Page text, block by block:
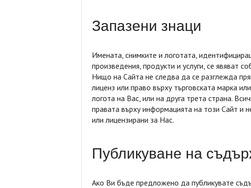
Запазени знаци
Имената, снимките и логотата,
произведения, продукти и услуги, се явяват
Нищо на Сайта не следва да се разглежда
лиценз или право върху търговската марка
логота на Вас, или на друга трета страна.
правата върху информацията на този Сайт и
или лицензирани за Нас.
Публикуване на
Ако Ви бъде предложено да публикувате